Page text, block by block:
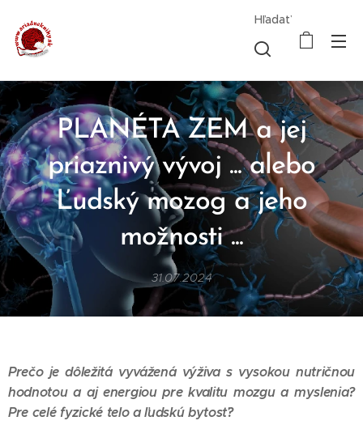
Hľadať
PLANÉTA ZEM a jej
priaznivý vývoj ... alebo
Ľudský mozog a jeho
možnosti ...
31.07.2024
Prečo je dôležitá vyvážená výživa s vysokou nutričnou
hodnotou a aj energiou pre kvalitu mozgu a myslenia?
Pre celé fyzické telo a ľudskú bytosť?